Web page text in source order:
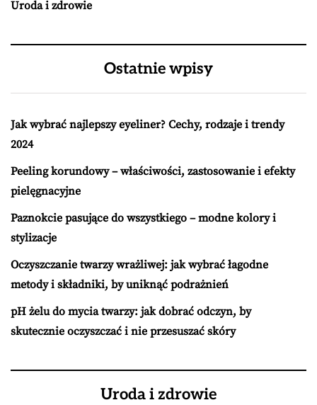
Uroda i zdrowie
Ostatnie wpisy
Jak wybrać najlepszy eyeliner? Cechy, rodzaje i trendy
2024
Peeling korundowy – właściwości, zastosowanie i efekty
pielęgnacyjne
Paznokcie pasujące do wszystkiego – modne kolory i
stylizacje
Oczyszczanie twarzy wrażliwej: jak wybrać łagodne
metody i składniki, by uniknąć podrażnień
pH żelu do mycia twarzy: jak dobrać odczyn, by
skutecznie oczyszczać i nie przesuszać skóry
Uroda i zdrowie